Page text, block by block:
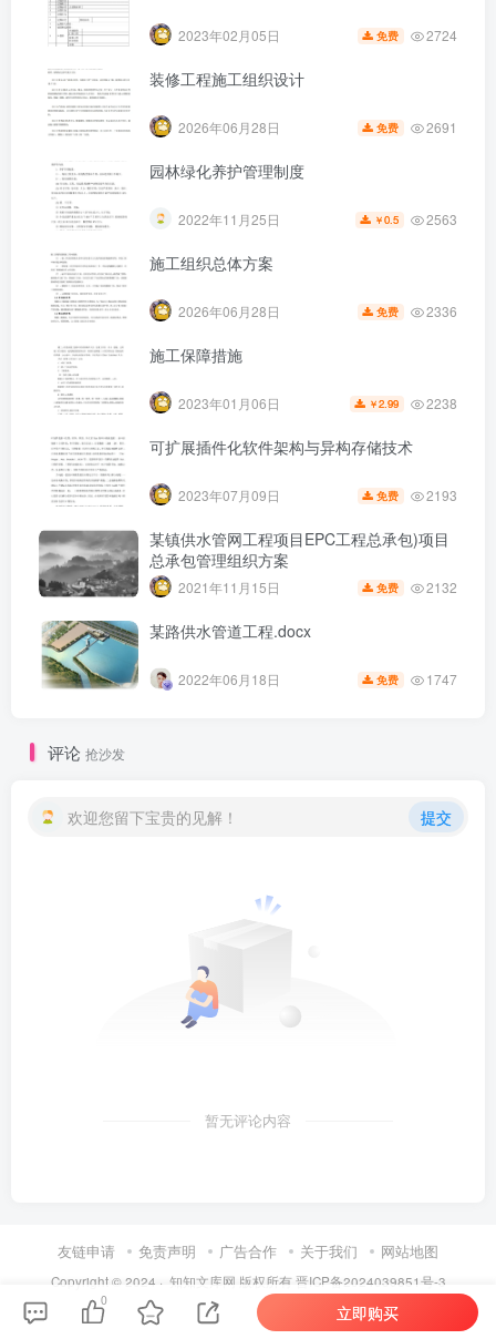
第5页 / 共16页
第6页 / 共16页
2023年02月05日 免费 2724
装修工程施工组织设计
2026年06月28日 免费 2691
园林绿化养护管理制度
2022年11月25日 ￥0.5 2563
施工组织总体方案
2026年06月28日 免费 2336
施工保障措施
2023年01月06日 ￥2.99 2238
可扩展插件化软件架构与异构存储技术
2023年07月09日 免费 2193
某镇供水管网工程项目EPC工程总承包)项目
总承包管理组织方案
2021年11月15日 免费 2132
某路供水管道工程.docx
2022年06月18日 免费 1747
评论 抢沙发
欢迎您留下宝贵的见解！ 提交
暂无评论内容
友链申请 免责声明 广告合作 关于我们 网站地图
Copyright © 2024 · 知知文库网 版权所有晋ICP备2024039851号-3
0
立即购买